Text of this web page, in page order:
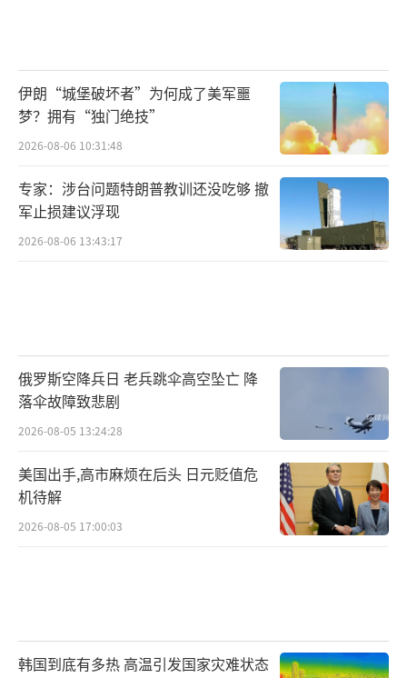
伊朗“城堡破坏者”为何成了美军噩
梦？拥有“独门绝技”
2026-08-06 10:31:48
专家：涉台问题特朗普教训还没吃够 撤
军止损建议浮现
2026-08-06 13:43:17
俄罗斯空降兵日 老兵跳伞高空坠亡 降
落伞故障致悲剧
2026-08-05 13:24:28
美国出手,高市麻烦在后头 日元贬值危
机待解
2026-08-05 17:00:03
韩国到底有多热 高温引发国家灾难状态